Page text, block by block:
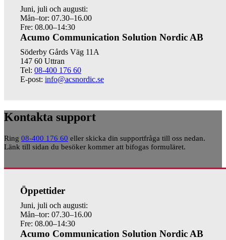
Juni, juli och augusti:
Mån–tor: 07.30–16.00
Fre: 08.00–14:30
Acumo Communication Solution Nordic AB
Söderby Gårds Väg 11A
147 60 Uttran
Tel: 08-400 176 60
E-post: info@acsnordic.se
Kontakta support
Ring 08-400 176 60 eller skicka din supportfråga till oss nedan.
Länk till sidan du besöker kommer att bifogas formuläret.
Öppettider
Juni, juli och augusti:
Mån–tor: 07.30–16.00
Fre: 08.00–14:30
Acumo Communication Solution Nordic AB